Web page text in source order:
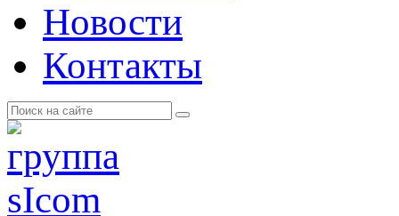
Новости
Контакты